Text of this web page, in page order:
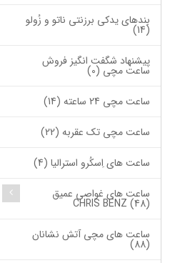
بندهای یدکی برزنتی ناتو و زُولو
(14)
پیشنهاد شگفت انگیز فروش
ساعت مچی (0)
ساعت مچی 24 ساعته (14)
ساعت مچی تک عقربه (22)
ساعت های اِسکُرو استرالیا (4)
ساعت های غواصی عمیق
CHRIS BENZ (48)
ساعت های مچی آتش نشانان
(88)